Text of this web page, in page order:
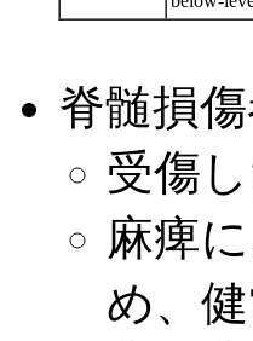
脊髄損
受傷
麻痺
め、